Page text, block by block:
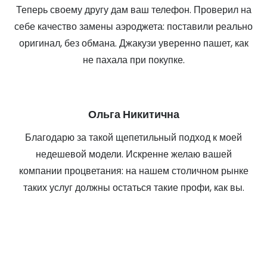
Теперь своему другу дам ваш телефон. Проверил на
себе качество замены аэроджета: поставили реально
оригинал, без обмана. Джакузи уверенно пашет, как
не пахала при покупке.
Ольга Никитична
Благодарю за такой щепетильный подход к моей
недешевой модели. Искренне желаю вашей
компании процветания: на нашем столичном рынке
таких услуг должны остаться такие профи, как вы.